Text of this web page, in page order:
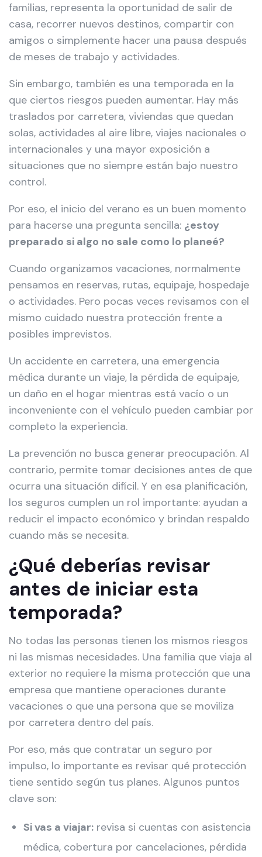
familias, representa la oportunidad de salir de
casa, recorrer nuevos destinos, compartir con
amigos o simplemente hacer una pausa después
de meses de trabajo y actividades.
Sin embargo, también es una temporada en la
que ciertos riesgos pueden aumentar. Hay más
traslados por carretera, viviendas que quedan
solas, actividades al aire libre, viajes nacionales o
internacionales y una mayor exposición a
situaciones que no siempre están bajo nuestro
control.
Por eso, el inicio del verano es un buen momento
para hacerse una pregunta sencilla: ¿estoy
preparado si algo no sale como lo planeé?
Cuando organizamos vacaciones, normalmente
pensamos en reservas, rutas, equipaje, hospedaje
o actividades. Pero pocas veces revisamos con el
mismo cuidado nuestra protección frente a
posibles imprevistos.
Un accidente en carretera, una emergencia
médica durante un viaje, la pérdida de equipaje,
un daño en el hogar mientras está vacío o un
inconveniente con el vehículo pueden cambiar por
completo la experiencia.
La prevención no busca generar preocupación. Al
contrario, permite tomar decisiones antes de que
ocurra una situación difícil. Y en esa planificación,
los seguros cumplen un rol importante: ayudan a
reducir el impacto económico y brindan respaldo
cuando más se necesita.
¿Qué deberías revisar
antes de iniciar esta
temporada?
No todas las personas tienen los mismos riesgos
ni las mismas necesidades. Una familia que viaja al
exterior no requiere la misma protección que una
empresa que mantiene operaciones durante
vacaciones o que una persona que se moviliza
por carretera dentro del país.
Por eso, más que contratar un seguro por
impulso, lo importante es revisar qué protección
tiene sentido según tus planes. Algunos puntos
clave son:
Si vas a viajar: revisa si cuentas con asistencia
médica, cobertura por cancelaciones, pérdida